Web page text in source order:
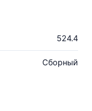
524.4
Сборный